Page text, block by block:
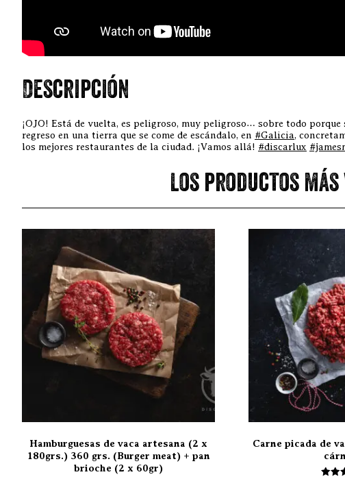
Descripción
¡OJO! Está de vuelta, es peligroso, muy peligroso… sobre todo
regreso en una tierra que se come de escándalo, en #Galicia,
los mejores restaurantes de la ciudad. ¡Vamos allá! #discarlux
Los productos
Hamburguesas de vaca artesana (2 x
180grs.) 360 grs. (Burger meat) + pan
brioche (2 x 60gr)
Carne picada de